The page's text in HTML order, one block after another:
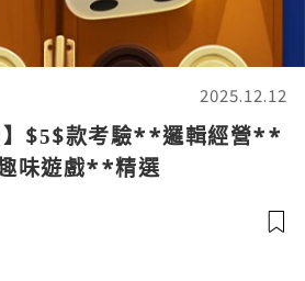
2025.12.12
$5$款考驗**邏輯經營**
味遊戲**精選